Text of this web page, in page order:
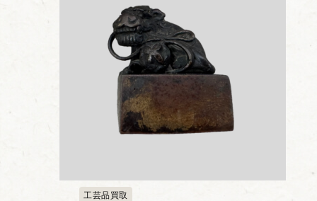
工芸品買取